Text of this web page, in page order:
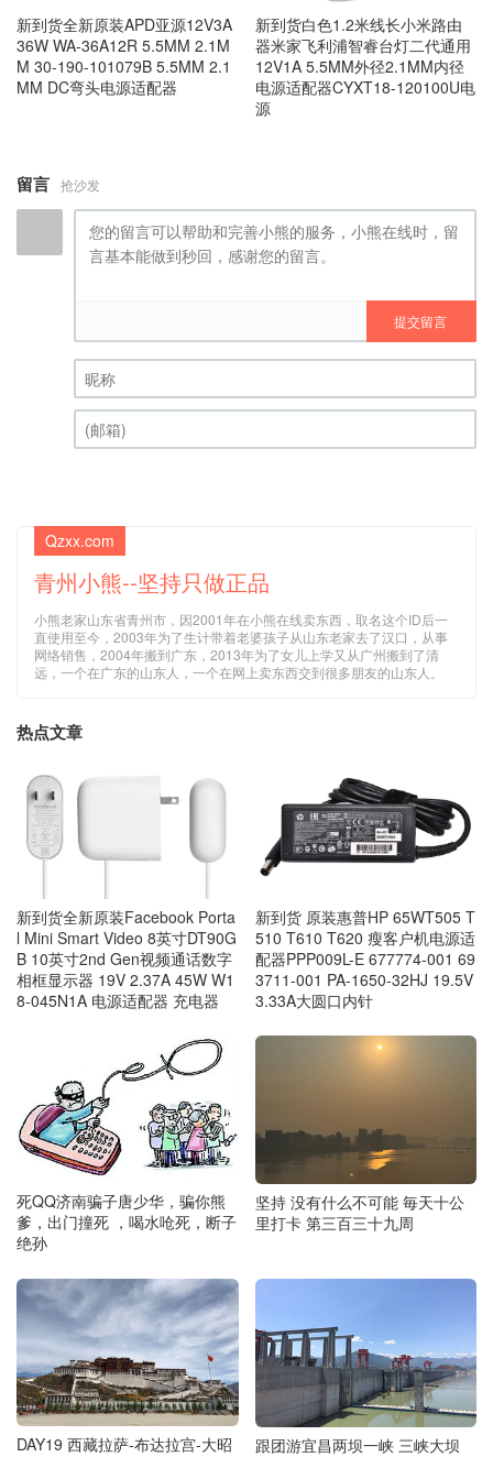
新到货全新原装APD亚源12V3A
36W WA-36A12R 5.5MM 2.1M
M 30-190-101079B 5.5MM 2.1
MM DC弯头电源适配器
新到货白色1.2米线长小米路由
器米家飞利浦智睿台灯二代通用
12V1A 5.5MM外径2.1MM内径
电源适配器CYXT18-120100U电
源
留言 抢沙发
提交留言
昵称 (必填)
Qzxx.com
青州小熊--坚持只做正品
小熊老家山东省青州市，因2001年在小熊在线卖东西，取名这个ID后一
直使用至今，2003年为了生计带着老婆孩子从山东老家去了汉口，从事
网络销售，2004年搬到广东，2013年为了女儿上学又从广州搬到了清
远，一个在广东的山东人，一个在网上卖东西交到很多朋友的山东人。
热点文章
新到货全新原装Facebook Porta
l Mini Smart Video 8英寸DT90G
B 10英寸2nd Gen视频通话数字
相框显示器 19V 2.37A 45W W1
8-045N1A 电源适配器 充电器
新到货 原装惠普HP 65WT505 T
510 T610 T620 瘦客户机电源适
配器PPP009L-E 677774-001 69
3711-001 PA-1650-32HJ 19.5V
3.33A大圆口内针
死QQ济南骗子唐少华，骗你熊
爹，出门撞死 ，喝水呛死，断子
绝孙
坚持 没有什么不可能 毎天十公
里打卡 第三百三十九周
DAY19 西藏拉萨-布达拉宫-大昭
跟团游宜昌两坝一峡 三峡大坝